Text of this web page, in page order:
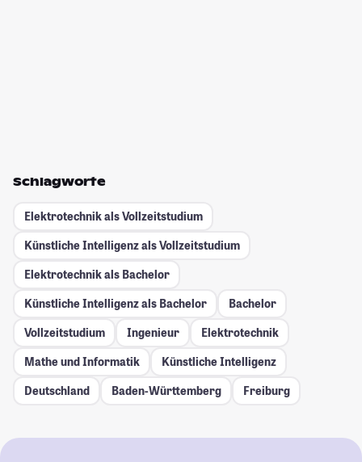
Schlagworte
Elektrotechnik als Vollzeitstudium
Künstliche Intelligenz als Vollzeitstudium
Elektrotechnik als Bachelor
Künstliche Intelligenz als Bachelor
Bachelor
Vollzeitstudium
Ingenieur
Elektrotechnik
Mathe und Informatik
Künstliche Intelligenz
Deutschland
Baden-Württemberg Freiburg